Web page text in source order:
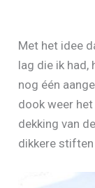
Met het idee
lag die ik had,
nog één
dook weer
dekking van
dikkere stiften